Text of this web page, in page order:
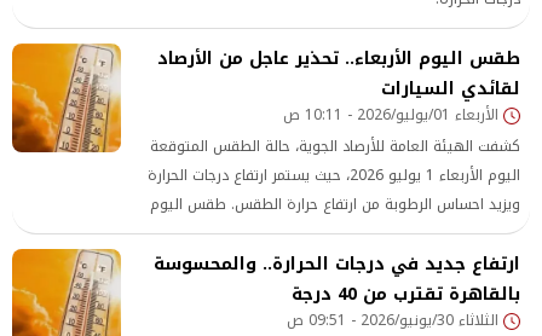
طقس اليوم الأربعاء.. تحذير عاجل من الأرصاد
لقائدي السيارات
الأربعاء 01/يوليو/2026 - 10:11 ص
كشفت الهيئة العامة للأرصاد الجوية، حالة الطقس المتوقعة
اليوم الأربعاء 1 يوليو 2026، حيث يستمر ارتفاع درجات الحرارة
ويزيد احساس الرطوبة من ارتفاع حرارة الطقس. طقس اليوم
ارتفاع جديد في درجات الحرارة.. والمحسوسة
بالقاهرة تقترب من 40 درجة
الثلاثاء 30/يونيو/2026 - 09:51 ص